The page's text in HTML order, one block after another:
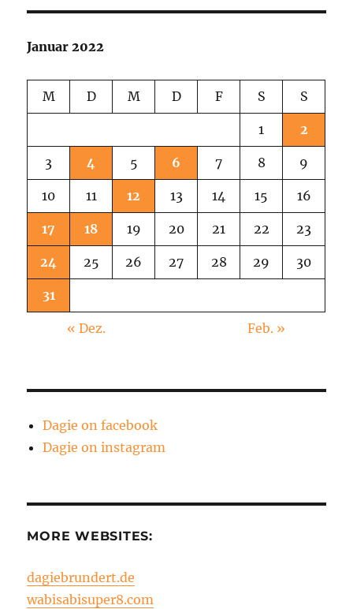
Januar 2022
M D M D F S S
1 2
3 4 5 6 7 8 9
10 11 12 13 14 15 16
17 18 19 20 21 22 23
24 25 26 27 28 29 30
31
« Dez. Feb. »
Dagie on facebook
Dagie on instagram
MORE WEBSITES:
dagiebrundert.de
wabisabisuper8.com